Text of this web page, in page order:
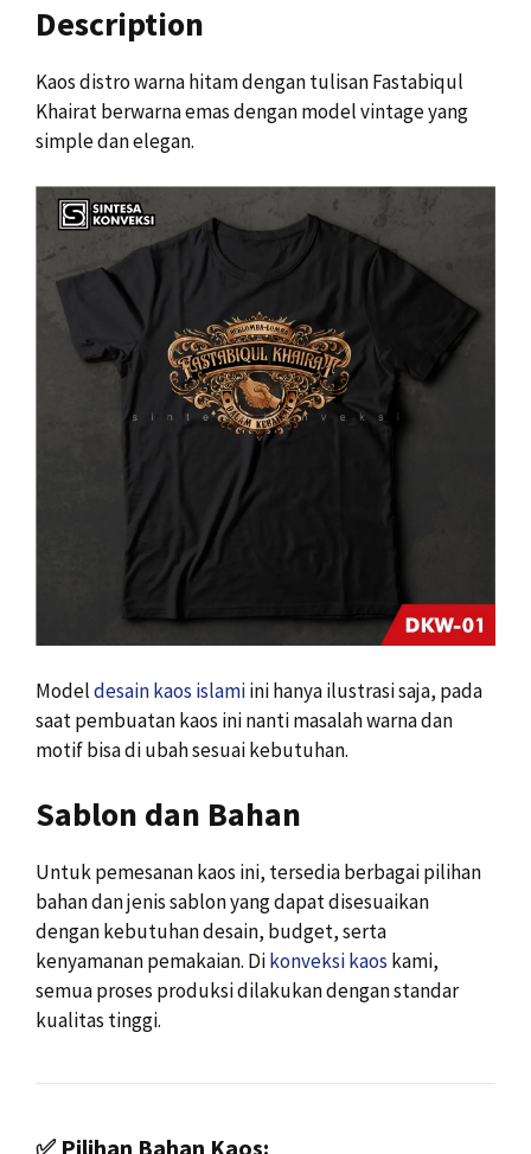
Description
Kaos distro warna hitam dengan tulisan Fastabiqul
Khairat berwarna emas dengan model vintage yang
simple dan elegan.
Modeldesain kaos islamiini hanya ilustrasi saja, pada
saat pembuatan kaos ini nanti masalah warna dan
motif bisa di ubah sesuai kebutuhan.
Sablon dan Bahan
Untuk pemesanan kaos ini, tersedia berbagai pilihan
bahan dan jenis sablon yang dapat disesuaikan
dengan kebutuhan desain, budget, serta
kenyamanan pemakaian. Dikonveksi kaos kami,
semua proses produksi dilakukan dengan standar
kualitas tinggi.
✅ Pilihan Bahan Kaos: